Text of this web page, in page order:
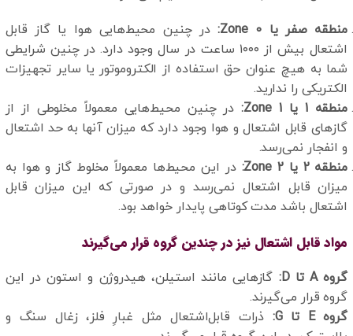
منطقه صفر یا 0 Zone
:در چنین محیط‌‌هایی هوا یا گاز قابل
اشتعال بیش از ۱۰۰۰ ساعت در سال وجود دارد. در چنین شرایطی
شما به هیچ عنوان حق استفاده از الکتروموتور یا سایر تجهیزات
الکتریکی را ندارید.
منطقه 1 یا 1
Zone
:در چنین محیط‌‌هایی معمولاً مخلوطی از از
گازهای قابل اشتعال و هوا وجود دارد که میزان آنها به حد اشتعال
و انفجار نمی‌رسد.
منطقه 2 یا 2
Zone
: در این محیط‌ها معمولاً مخلوط گاز و هوا به
میزان قابل اشتعال نمی‌رسد و در صورتی که این میزان قابل
اشتعال باشد مدت کوتاهی پایدار خواهد بود.
مواد قابل اشتعال نیز در چندین گروه قرار می‌گیرند
گروهAتاD
: گازهایی مانند استیلن، هیدروژن و استون در این
گروه قرار می‌گیرند.
گروه E تا G:
ذرات قابل‌اشتعال مثل غبارِ فلز، زغال ‌سنگ و